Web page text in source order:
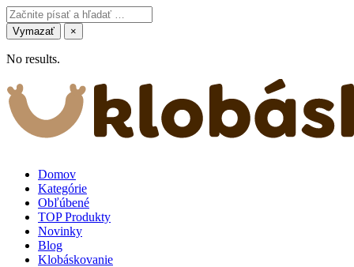
Vymazať ×
No results.
Domov
Kategórie
Obľúbené
TOP Produkty
Novinky
Blog
Klobáskovanie